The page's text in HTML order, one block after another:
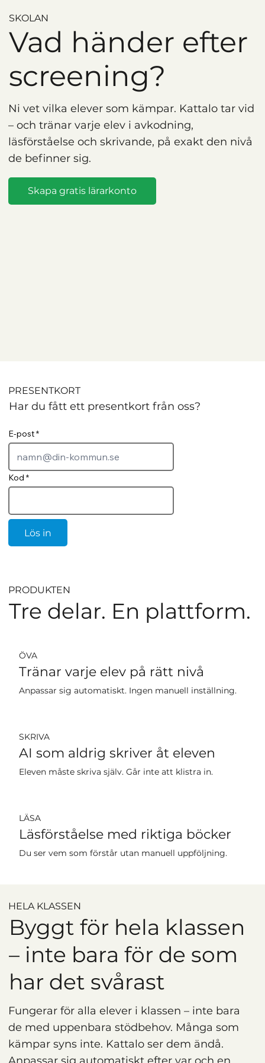
SKOLAN
Vad händer efter
screening?
Ni vet vilka elever som kämpar. Kattalo tar vid
– och tränar varje elev i avkodning,
läsförståelse och skrivande, på exakt den nivå
de befinner sig.
Skapa gratis lärarkonto
PRESENTKORT
Har du fått ett presentkort från oss?
E-post
Kod
Lös in
ÖVA
Tränar varje elev på rätt nivå
Anpassar sig automatiskt. Ingen manuell inställning.
SKRIVA
AI som aldrig skriver åt eleven
Eleven måste skriva själv. Går inte att klistra in.
LÄSA
Läsförståelse med riktiga böcker
Du ser vem som förstår utan manuell uppföljning.
PRODUKTEN
Tre delar. En plattform.
HELA KLASSEN
Byggt för hela klassen
– inte bara för de som
har det svårast
Fungerar för alla elever i klassen – inte bara
de med uppenbara stödbehov. Många som
kämpar syns inte. Kattalo ser dem ändå.